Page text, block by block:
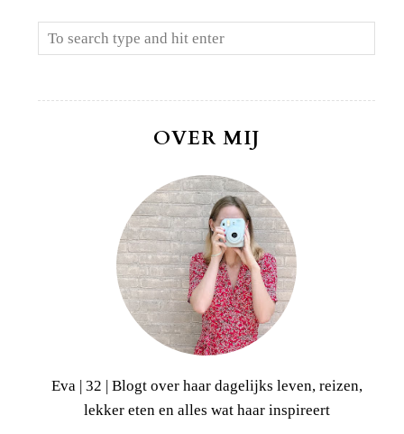
OVER MIJ
Eva | 32 | Blogt over haar dagelijks leven, reizen,
lekker eten en alles wat haar inspireert